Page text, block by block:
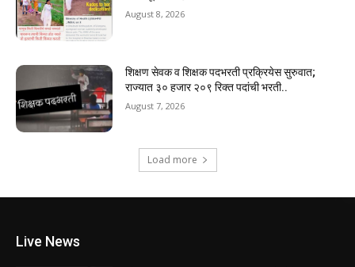
August 8, 2026
शिक्षण सेवक व शिक्षक पदभरती प्रक्रियेस सुरुवात;
राज्यात ३० हजार २०९ रिक्त पदांची भरती..
August 7, 2026
Load more
Live News